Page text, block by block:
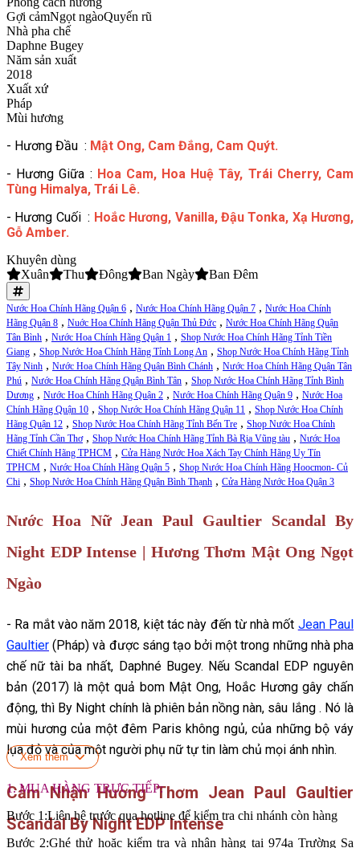
Gợi cảmNgọt ngàoQuyến rũ
Nhà pha chế
Daphne Bugey
Năm sản xuất
2018
Xuất xứ
Pháp
Mùi hương
- Hương Đầu : Mật Ong, Cam Đắng, Cam Quýt.
- Hương Giữa : Hoa Cam, Hoa Huệ Tây, Trái Cherry, Cam
Tùng Himalya, Trái Lê.
- Hương Cuối : Hoắc Hương, Vanilla, Đậu Tonka, Xạ Hương,
Gỗ Amber.
Khuyên dùng
Xuân
Thu Đông Ban Ngày Ban Đêm
Nước Hoa Chính Hãng Quận 6 , Nước Hoa Chính Hãng Quận 7 , Nước Hoa Chính
Hãng Quận 8 , Nuớc Hoa Chính Hãng Quận Thủ Đức , Nước Hoa Chính Hãng Quận
Tân Bình , Nước Hoa Chính Hãng Quận 1 , Shop Nước Hoa Chính Hãng Tỉnh Tiền
Giang , Shop Nước Hoa Chính Hãng Tỉnh Long An , Shop Nước Hoa Chính Hãng Tỉnh
Tây Ninh , Nước Hoa Chính Hãng Quận Bình Chánh , Nước Hoa Chính Hãng Quận Tân
Phú , Nước Hoa Chính Hãng Quận Bình Tân , Shop Nước Hoa Chính Hãng Tỉnh Bình
Dương , Nước Hoa Chính Hãng Quận 2 , Nước Hoa Chính Hãng Quận 9 , Nước Hoa
Chính Hãng Quận 10 , Shop Nước Hoa Chính Hãng Quận 11 , Shop Nước Hoa Chính
Hãng Quận 12 , Shop Nước Hoa Chính Hãng Tỉnh Bến Tre , Shop Nước Hoa Chính
Hãng Tỉnh Cần Thơ , Shop Nước Hoa Chính Hãng Tỉnh Bà Rịa Vũng tàu , Nước Hoa
Chiết Chính Hãng TPHCM , Cửa Hàng Nước Hoa Xách Tay Chính Hãng Uy Tín
TPHCM , Nước Hoa Chính Hãng Quận 5 , Shop Nước Hoa Chính Hãng Hoocmon- Củ
Chi , Shop Nước Hoa Chính Hãng Quận Bình Thạnh , Cửa Hàng Nước Hoa Quận 3
Nước Hoa Nữ Jean Paul Gaultier Scandal By
Night EDP Intense | Hương Thơm Mật Ong Ngọt
Ngào
- Ra mắt vào năm 2018, kiệt tác này đến từ nhà mốt Jean Paul
Gaultier (Pháp) và được sáng tạo bởi một trong những nhà pha
chế nữ tài ba nhất, Daphné Bugey. Nếu Scandal EDP nguyên
bản (2017) là một quả bom Mật Ong, Hoắc Hương gây chấn
động, thì By Night chính là phiên bản nồng nàn, sâu lắng . Nó là
mùi hương của một đêm Paris không ngủ, của những bộ váy
lụa đỏ và của một người phụ nữ tự tin làm chủ mọi ánh nhìn.
Cảm Nhận Hương Thơm Jean Paul Gaultier
Scandal By Night EDP Intense
Xem thêm
1. MUA HÀNG TRỰC TIẾP:
Bước 1:Liên hệ trước qua hotline để kiểm tra chi nhánh còn hàng
Bước 2:Ghé thử hoặc kiểm tra và nhận hàng tại 974a Trường Sa